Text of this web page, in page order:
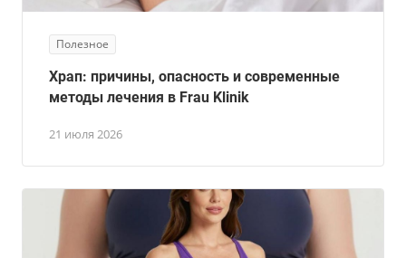
Полезное
21 июля 2026
Храп: причины, опасность и современные
методы лечения в Frau Klinik